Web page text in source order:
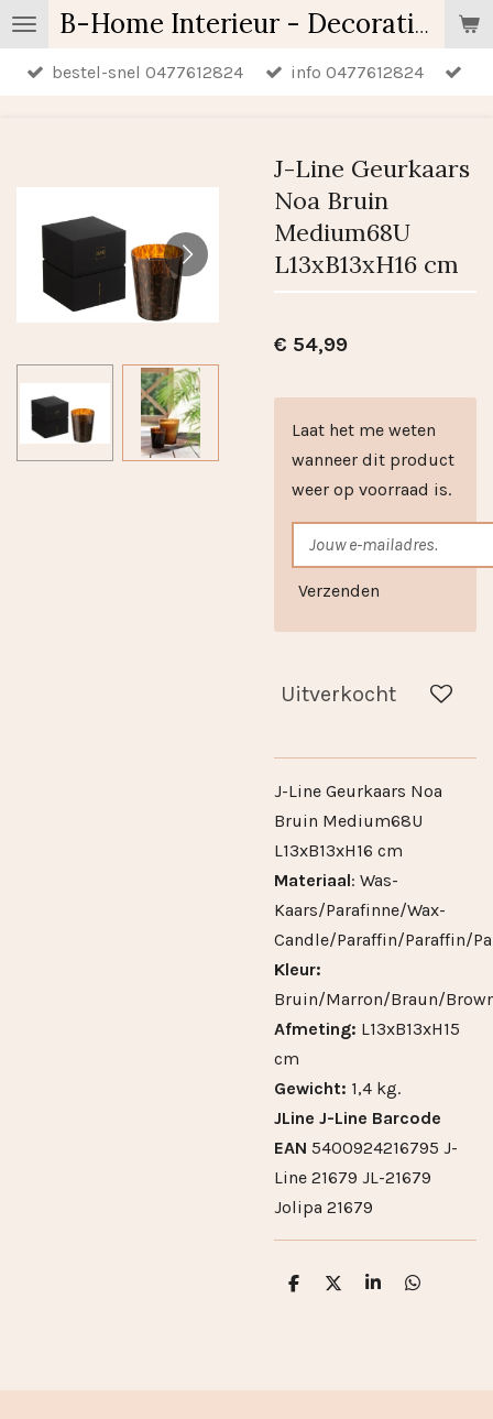
Ga
direct
naar
B-Home Interieur - Decoratie & Geschenken - Geurartikelen
bestel-snel 0477612824 info 0477612824
J-Line Geurkaars
Noa Bruin
Medium68U
L13xB13xH16 cm
€ 54,99
Laat het me weten
wanneer dit product
weer op voorraad is.
Verzenden
Uitverkocht
J-Line Geurkaars Noa
Bruin Medium68U
L13xB13xH16 cm
Materiaal: Was-
Kaars/Parafinne/Wax-
Candle/Paraffin/Paraffin/
Kleur:
Bruin/Marron/Braun/
Afmeting: L13xB13xH15
cm
Gewicht: 1,4 kg.
JLine J-Line Barcode
EAN 5400924216795 J-
Line 21679 JL-21679
Jolipa 21679
D
D
S
D